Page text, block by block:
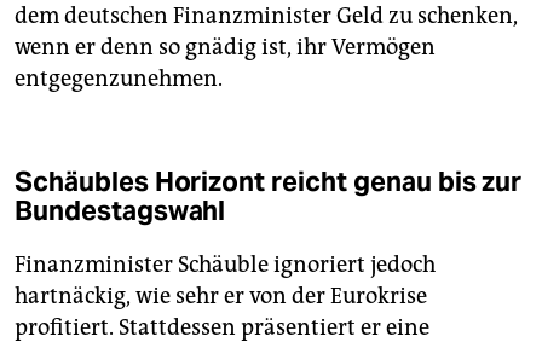
dem deutschen Finanzminister Geld zu schenken,
wenn er denn so gnädig ist, ihr Vermögen
entgegenzunehmen.
Schäubles Horizont reicht genau bis zur
Bundestagswahl
Finanzminister Schäuble ignoriert jedoch
hartnäckig, wie sehr er von der Eurokrise
profitiert. Stattdessen präsentiert er eine